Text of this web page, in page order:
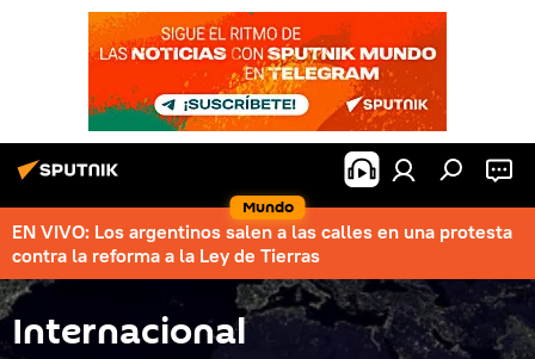
Mundo
EN VIVO: Los argentinos salen a las calles en una protesta
contra la reforma a la Ley de Tierras
Internacional